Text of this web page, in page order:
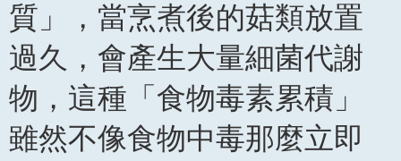
質」，當烹煮後的菇類放置
過久，會產生大量細菌代謝
物，這種「食物毒素累積」
雖然不像食物中毒那麼立即